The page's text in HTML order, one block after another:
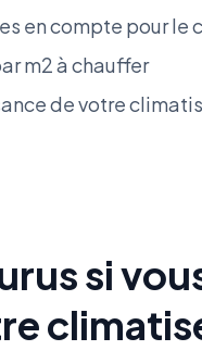
en compte pour le
m2 à chauffer
de votre
si